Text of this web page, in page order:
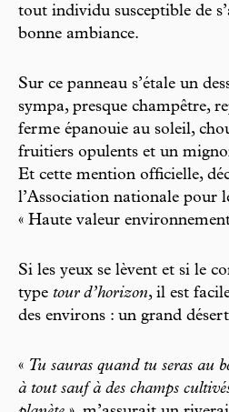
tout individu susceptible de
bonne ambiance.
Sur ce panneau s’étale un
sympa, presque champêtre,
ferme épanouie au soleil,
fruitiers opulents et un
Et cette mention officielle,
l’Association nationale pour
« Haute valeur
Si les yeux se lèvent et si le
type tour d’horizon, il est
des environs : un grand
« Tu sauras quand tu seras au
à tout sauf à des champs